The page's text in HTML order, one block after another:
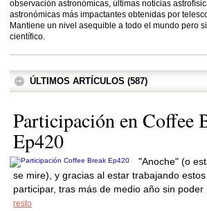
observación astronómicas, últimas noticias
astronómicas más impactantes obtenidas por
Mantiene un nivel asequible a todo el mundo pero
científico.
ÚLTIMOS ARTÍCULOS (587)
Participación en Coffee
Ep420
"Anoche" (o
se mire), y gracias al estar trabajando
participar, tras más de medio año sin poder
resto